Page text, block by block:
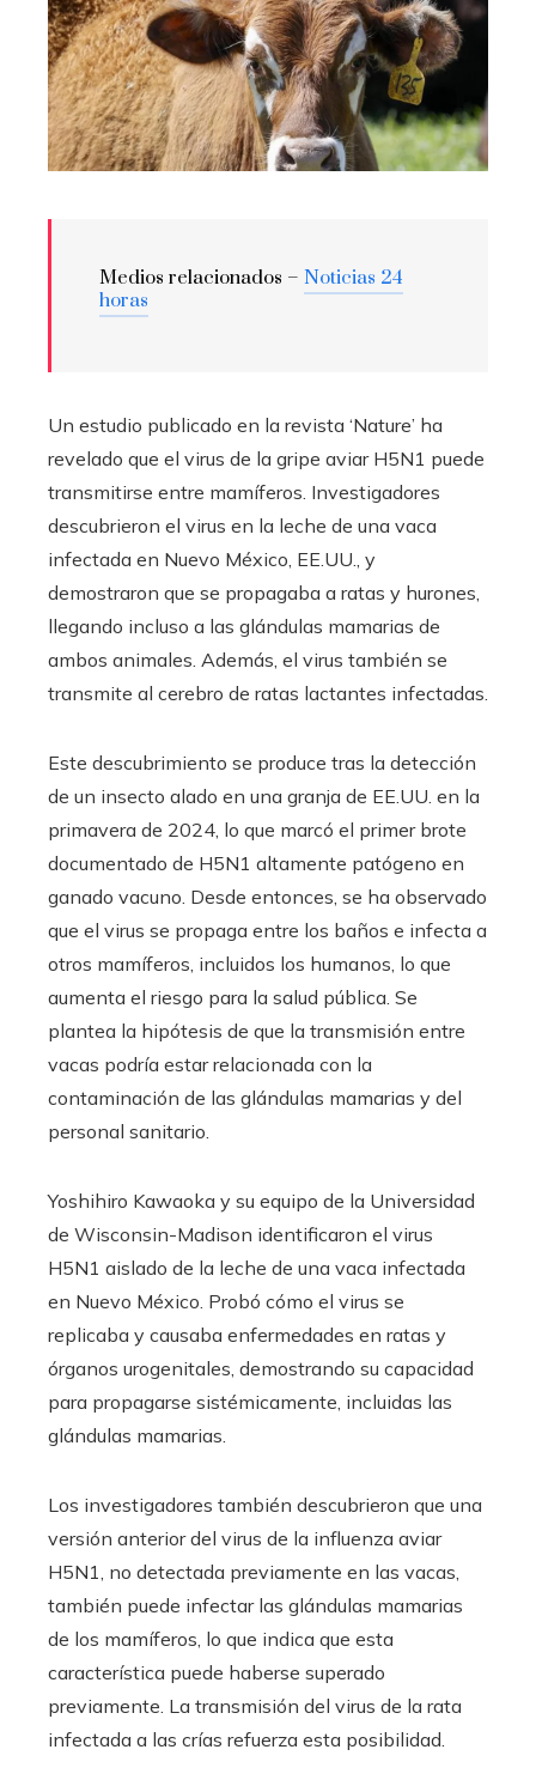
Medios relacionados – Noticias 24
horas
Un estudio publicado en la revista ‘Nature’ ha
revelado que el virus de la gripe aviar H5N1 puede
transmitirse entre mamíferos. Investigadores
descubrieron el virus en la leche de una vaca
infectada en Nuevo México, EE.UU., y
demostraron que se propagaba a ratas y hurones,
llegando incluso a las glándulas mamarias de
ambos animales. Además, el virus también se
transmite al cerebro de ratas lactantes infectadas.
Este descubrimiento se produce tras la detección
de un insecto alado en una granja de EE.UU. en la
primavera de 2024, lo que marcó el primer brote
documentado de H5N1 altamente patógeno en
ganado vacuno. Desde entonces, se ha observado
que el virus se propaga entre los baños e infecta a
otros mamíferos, incluidos los humanos, lo que
aumenta el riesgo para la salud pública. Se
plantea la hipótesis de que la transmisión entre
vacas podría estar relacionada con la
contaminación de las glándulas mamarias y del
personal sanitario.
Yoshihiro Kawaoka y su equipo de la Universidad
de Wisconsin-Madison identificaron el virus
H5N1 aislado de la leche de una vaca infectada
en Nuevo México. Probó cómo el virus se
replicaba y causaba enfermedades en ratas y
órganos urogenitales, demostrando su capacidad
para propagarse sistémicamente, incluidas las
glándulas mamarias.
Los investigadores también descubrieron que una
versión anterior del virus de la influenza aviar
H5N1, no detectada previamente en las vacas,
también puede infectar las glándulas mamarias
de los mamíferos, lo que indica que esta
característica puede haberse superado
previamente. La transmisión del virus de la rata
infectada a las crías refuerza esta posibilidad.